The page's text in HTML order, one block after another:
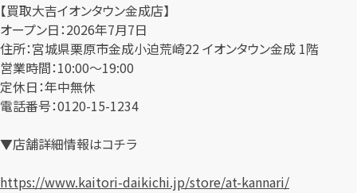
【買取大吉イオンタウン金成店】
オープン日：2026年7月7日
住所：宮城県栗原市金成小迫荒崎22 イオンタウン金成 1階
営業時間：10:00～19:00
定休日：年中無休
電話番号：0120-15-1234
▼店舗詳細情報はコチラ
https://www.kaitori-daikichi.jp/store/at-kannari/